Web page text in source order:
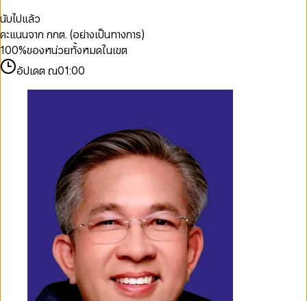
นับไปแล้ว
คะแนนจาก กกต. (อย่างเป็นทางการ)
100%ของหน่วยทั้งหมดในเขต
อัปเดต ณ01:00